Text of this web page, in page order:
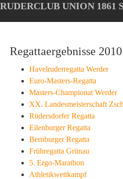
Oops, an error occurred! Code:
main
RUDERCLUB UNION 1861
Regattaergebnisse 2010
Havelruderregatta Werder
Euro-Masters-Regatta
Masters-Championat Werder
XX. Landesmeisterschaft
Rüdersdorfer Regatta
Eilenburger Regatta
Bernburger Regatta
Frühregatta Grünau
5. Ergo-Marathon
Athletikwettkampf